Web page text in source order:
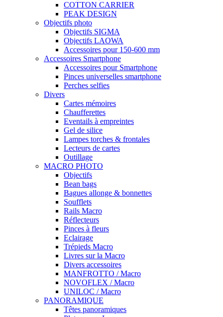
COTTON CARRIER
PEAK DESIGN
Objectifs photo
Objectifs SIGMA
Objectifs LAOWA
Accessoires pour 150-600 mm
Accessoires Smartphone
Accessoires pour Smartphone
Pinces universelles smartphone
Perches selfies
Divers
Cartes mémoires
Chaufferettes
Eventails à empreintes
Gel de silice
Lampes torches & frontales
Lecteurs de cartes
Outillage
MACRO PHOTO
Objectifs
Bean bags
Bagues allonge & bonnettes
Soufflets
Rails Macro
Réflecteurs
Pinces à fleurs
Eclairage
Trépieds Macro
Livres sur la Macro
Divers accessoires
MANFROTTO / Macro
NOVOFLEX / Macro
UNILOC / Macro
PANORAMIQUE
Têtes panoramiques